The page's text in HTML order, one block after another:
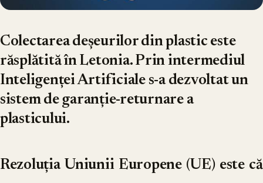
Colectarea deșeurilor din plastic este
răsplătită în Letonia. Prin intermediul
Inteligenței Artificiale s-a dezvoltat un
sistem de garanție-returnare a
plasticului.
Rezoluția Uniunii Europene (UE) este că